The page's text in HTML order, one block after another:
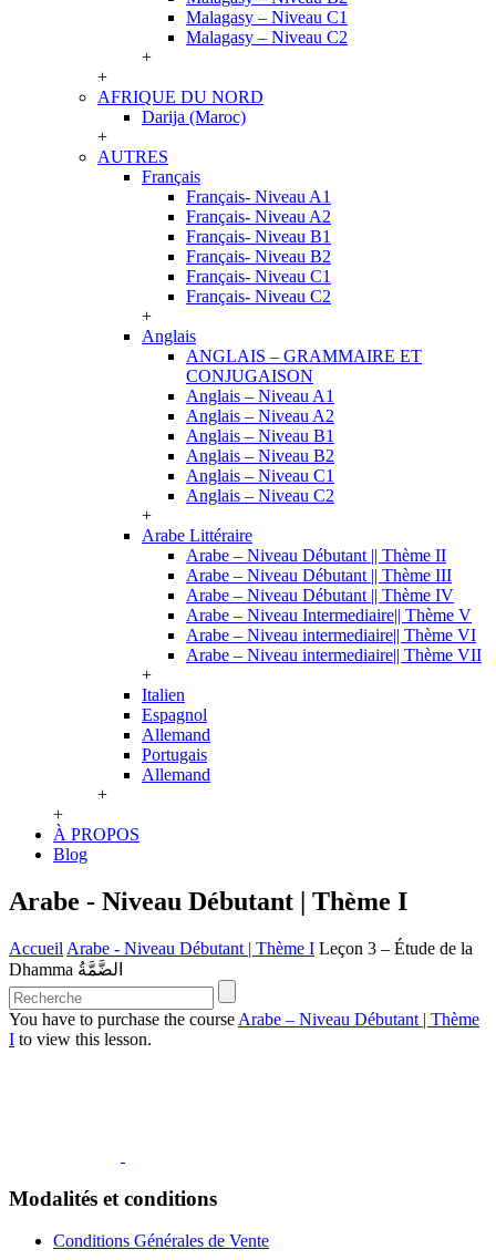
Malagasy – Niveau C1
Malagasy – Niveau C2
+
+
AFRIQUE DU NORD
Darija (Maroc)
+
AUTRES
Français
Français- Niveau A1
Français- Niveau A2
Français- Niveau B1
Français- Niveau B2
Français- Niveau C1
Français- Niveau C2
+
Anglais
ANGLAIS – GRAMMAIRE ET
CONJUGAISON
Anglais – Niveau A1
Anglais – Niveau A2
Anglais – Niveau B1
Anglais – Niveau B2
Anglais – Niveau C1
Anglais – Niveau C2
+
Arabe Littéraire
Arabe – Niveau Débutant || Thème II
Arabe – Niveau Débutant || Thème III
Arabe – Niveau Débutant || Thème IV
Arabe – Niveau Intermediaire|| Thème V
Arabe – Niveau intermediaire|| Thème VI
Arabe – Niveau intermediaire|| Thème VII
+
Italien
Espagnol
Allemand
Portugais
Allemand
+
+
À PROPOS
Blog
Arabe - Niveau Débutant | Thème I
Accueil Arabe - Niveau Débutant | Thème I Leçon 3 – Étude de la
Dhamma الضَّمَّةُ
You have to purchase the course Arabe – Niveau Débutant | Thème
I to view this lesson.
Modalités et conditions
Conditions Générales de Vente